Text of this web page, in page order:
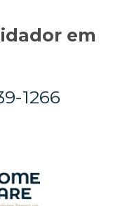
em
1266